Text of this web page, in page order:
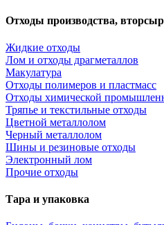
Отходы производства,
Жидкие отходы
Лом и отходы драгметаллов
Макулатура
Отходы полимеров и пластмасс
Отходы химической
Тряпье и текстильные отходы
Цветной металлолом
Черный металлолом
Шины и резиновые отходы
Электронный лом
Прочие отходы
Тара и упаковка